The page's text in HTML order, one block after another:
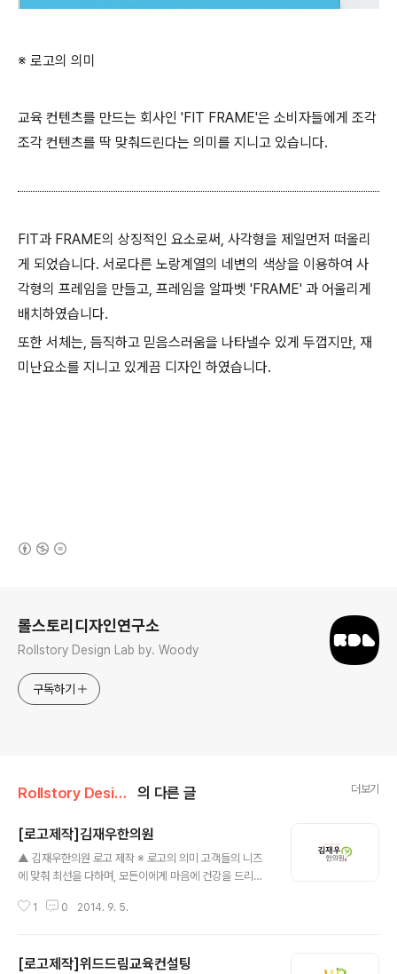
※ 로고의 의미
교육 컨텐츠를 만드는 회사인 'FIT FRAME'은 소비자들에게 조각
조각 컨텐츠를 딱 맞춰드린다는 의미를 지니고 있습니다.
FIT과 FRAME의 상징적인 요소로써, 사각형을 제일먼저 떠올리
게 되었습니다. 서로다른 노랑계열의 네변의 색상을 이용하여 사
각형의 프레임을 만들고, 프레임을 알파벳 'FRAME' 과 어울리게
배치하였습니다.
또한 서체는, 듬직하고 믿음스러움을 나타낼수 있게 두껍지만, 재
미난요소를 지니고 있게끔 디자인 하였습니다.
롤스토리디자인연구소
Rollstory Design Lab by. Woody
구독하기
Rollstory Design/8月 - August 의 다른 글 더보기
[로고제작]김재우한의원
▲ 김재우한의원 로고 제작 ※ 로고의 의미 고객들의 니즈
에 맞춰 최선을 다하며, 모든이에게 마음에 건강을 드리는
한의원과 어울리는 낙관을 배치하였습니다. 김재우한의원
1 0 2014. 9. 5.
[로고제작]위드드림교육컨설팅